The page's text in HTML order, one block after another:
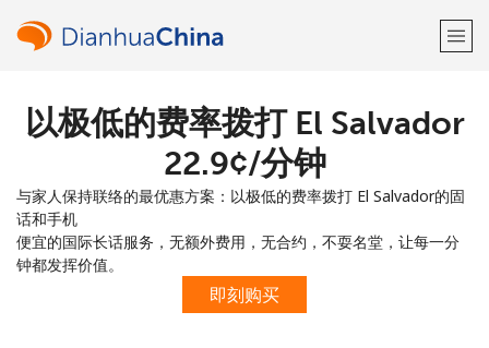
欢迎！
已经有账户了 请登录 →
注册使用
以极低的费率拨打 El Salvador
⁦22.9¢⁩/分钟
与家人保持联络的最优惠方案：以极低的费率拨打 El Salvador的固
话和手机
便宜的国际长话服务，无额外费用，无合约，不耍名堂，让每一分
钟都发挥价值。
即刻购买